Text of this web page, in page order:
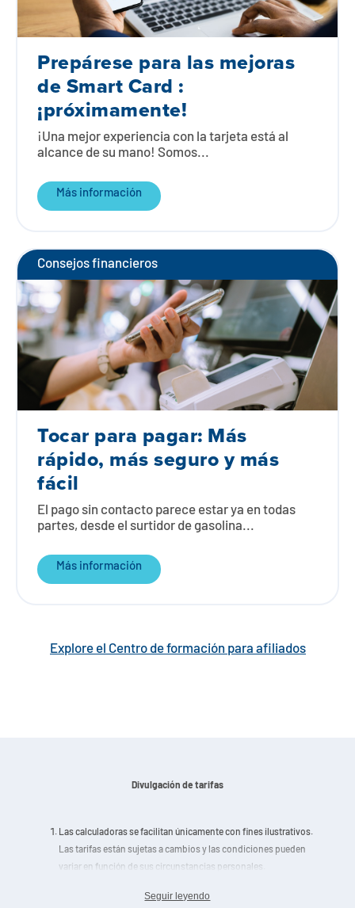
Prepárese para las mejoras
de Smart Card :
¡próximamente!
¡Una mejor experiencia con la tarjeta está al
alcance de su mano! Somos...
Más información
Consejos financieros
Tocar para pagar: Más
rápido, más seguro y más
fácil
El pago sin contacto parece estar ya en todas
partes, desde el surtidor de gasolina...
Más información
Explore el Centro de formación para afiliados
Divulgación de tarifas
Las calculadoras se facilitan únicamente con fines ilustrativos.
Las tarifas están sujetas a cambios y las condiciones pueden
variar en función de sus circunstancias personales.
Seguir leyendo